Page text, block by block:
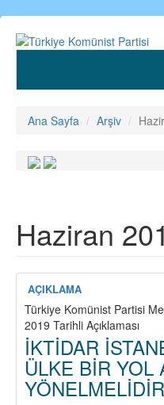
Ana
içeriğe
Ana Sayfa Arşiv
Haziran
AÇIKLAMA
Türkiye Komünist Partisi
2019 Tarihli Açıklaması
İKTİDAR
ÜLKE BİR YOL